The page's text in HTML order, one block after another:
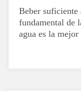
Beber suficiente
fundamental de
agua es la
incluidas las